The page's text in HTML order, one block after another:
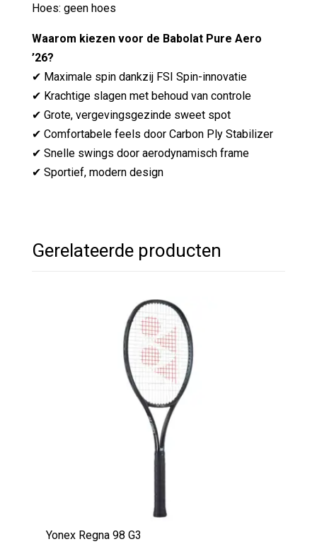
Hoes: geen hoes
Waarom kiezen voor de Babolat Pure Aero
’26?
✔ Maximale spin dankzij FSI Spin-innovatie
✔ Krachtige slagen met behoud van controle
✔ Grote, vergevingsgezinde sweet spot
✔ Comfortabele feels door Carbon Ply Stabilizer
✔ Snelle swings door aerodynamisch frame
✔ Sportief, modern design
Gerelateerde producten
Yonex Regna 98 G3